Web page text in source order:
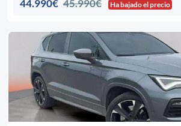
44.990€ 45.990€ Ha bajado el precio